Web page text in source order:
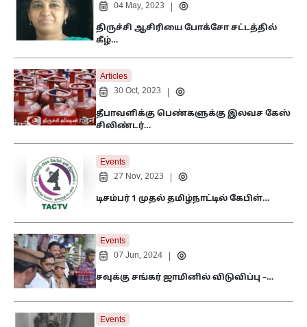
04 May, 2023
திருச்சி ஆசிரியை போக்சோ சட்டத்தில்
கீழ்…
Articles
30 Oct, 2023
தீபாவளிக்கு பெண்களுக்கு இலவச கேஸ்
சிலிண்டர்…
Events
27 Nov, 2023
டிசம்பர் 1 முதல் தமிழ்நாட்டில் கேபிள்…
Events
07 Jun, 2024
சவுக்கு சங்கர் ஜாமினில் விடுவிப்பு –…
Events